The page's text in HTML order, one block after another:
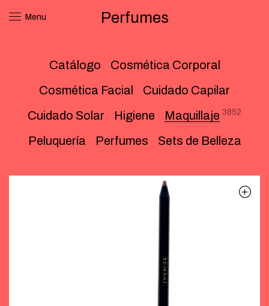
Menu Perfumes
Catálogo
Cosmética Corporal
Cosmética Facial
Cuidado Capilar
Cuidado Solar
Higiene Maquillaje 3852
Peluquería Perfumes Sets de Belleza